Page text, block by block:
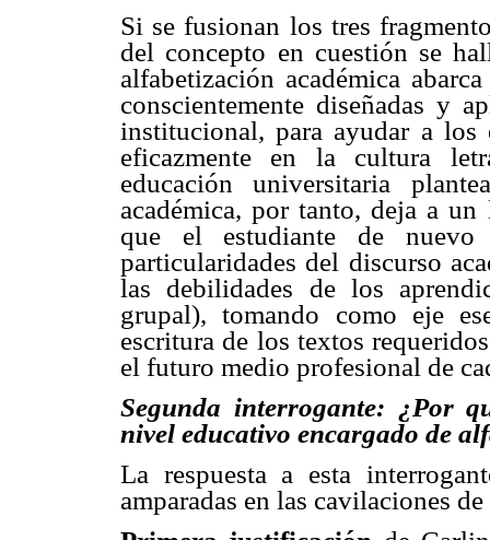
Si se fusionan los tres
del concepto en cuestión se
alfabetización académica
conscientemente diseñadas y
institucional, para ayudar a los
eficazmente en la cultura
educación universitaria
académica, por tanto, deja a un
que el estudiante de
particularidades del discurso
las debilidades de los
grupal), tomando como eje
escritura de los textos
el futuro medio profesional de
Segunda interrogante: ¿Por
nivel educativo encargado de
La respuesta a esta
amparadas en las cavilaciones